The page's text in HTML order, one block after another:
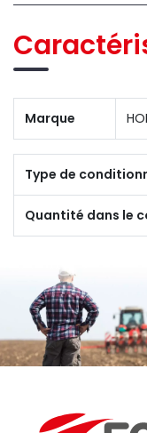
Marque
Type de
Quantité dans le